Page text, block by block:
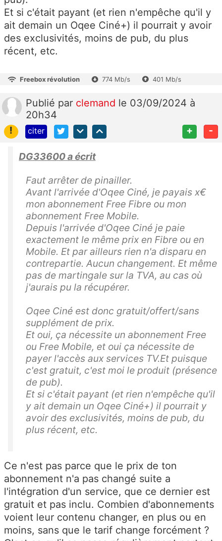
Et si c'était payant (et rien n'empêche qu'il y
ait demain un Oqee Ciné+) il pourrait y avoir
des exclusivités, moins de pub, du plus
récent, etc.
Freebox révolution 774 Mb/s 401 Mb/s
Publié par clemand le 03/09/2024 à
20h34
!
citer + -
DG33600 a écrit
Faut arrêter de pinailler.
Avant l'arrivée d'Oqee Ciné, je payais x€
mon abonnement Free Fibre ou mon
abonnement Free Mobile.
Depuis l'arrivée d'Oqee Ciné je paie
exactement le même prix en Fibre ou en
Mobile. Et par ailleurs rien n'a disparu en
contrepartie. Aucun changement. Et même
pas de martingale sur la TVA, au cas où
j'aurais pu la récupérer.
Oqee Ciné est donc gratuit/offert/sans
supplément de prix.
Et oui, ça nécessite un abonnement Free
ou Free Mobile, et oui ça nécessite de
payer l'accès aux services TV.Et puisque
c'est gratuit, c'est moi le produit (présence
de pub).
Et si c'était payant (et rien n'empêche qu'il
y ait demain un Oqee Ciné+) il pourrait y
avoir des exclusivités, moins de pub, du
plus récent, etc.
Ce n'est pas parce que le prix de ton
abonnement n'a pas changé suite a
l'intégration d'un service, que ce dernier est
gratuit et pas inclu. Combien d'abonnements
voient leur contenu changer, en plus ou en
moins, sans que le tarif change forcément ?